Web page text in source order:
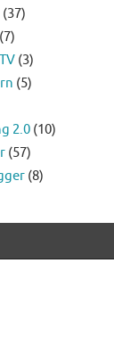
(37)
(7)
(3)
(5)
2.0 (10)
(57)
(8)